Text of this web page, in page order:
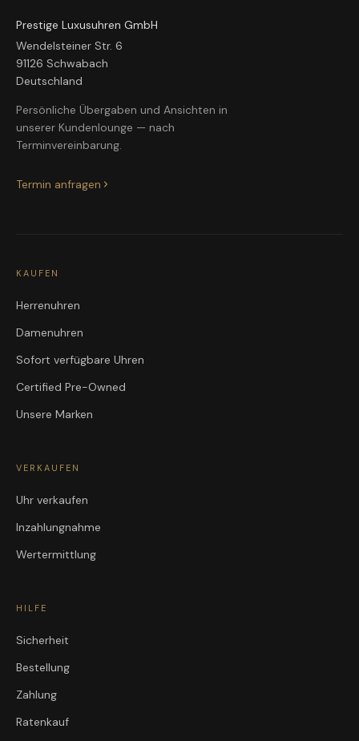
Prestige Luxusuhren GmbH
Wendelsteiner Str. 6
91126 Schwabach
Deutschland
Persönliche Übergaben und Ansichten in
unserer Kundenlounge — nach
Terminvereinbarung.
Termin anfragen
KAUFEN
Herrenuhren
Damenuhren
Sofort verfügbare Uhren
Certified Pre-Owned
Unsere Marken
VERKAUFEN
Uhr verkaufen
Inzahlungnahme
Wertermittlung
HILFE
Sicherheit
Bestellung
Zahlung
Ratenkauf